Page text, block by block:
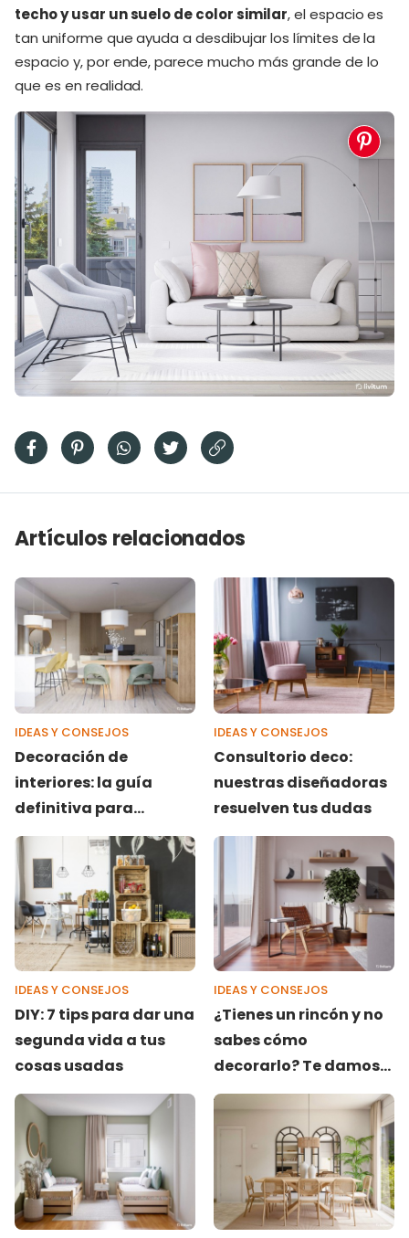
techo y usar un suelo de color similar, el espacio es
tan uniforme que ayuda a desdibujar los límites de la
espacio y, por ende, parece mucho más grande de lo
que es en realidad.
Artículos relacionados
IDEAS Y CONSEJOS
Decoración de
interiores: la guía
definitiva para
transformar cualquier
espacio
IDEAS Y CONSEJOS
Consultorio deco:
nuestras diseñadoras
resuelven tus dudas
IDEAS Y CONSEJOS
DIY: 7 tips para dar una
segunda vida a tus
cosas usadas
IDEAS Y CONSEJOS
¿Tienes un rincón y no
sabes cómo
decorarlo? Te damos
ideas